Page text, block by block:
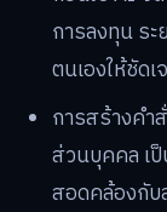
การลงทุน ระ
ตนเองให้ชัดเ
การสร้างคำ
ส่วนบุคคล เ
สอดคล้องกั